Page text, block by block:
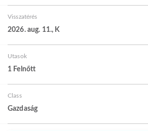
Visszatérés
2026. aug. 11., K
Utasok
1 Felnőtt
Class
Gazdaság